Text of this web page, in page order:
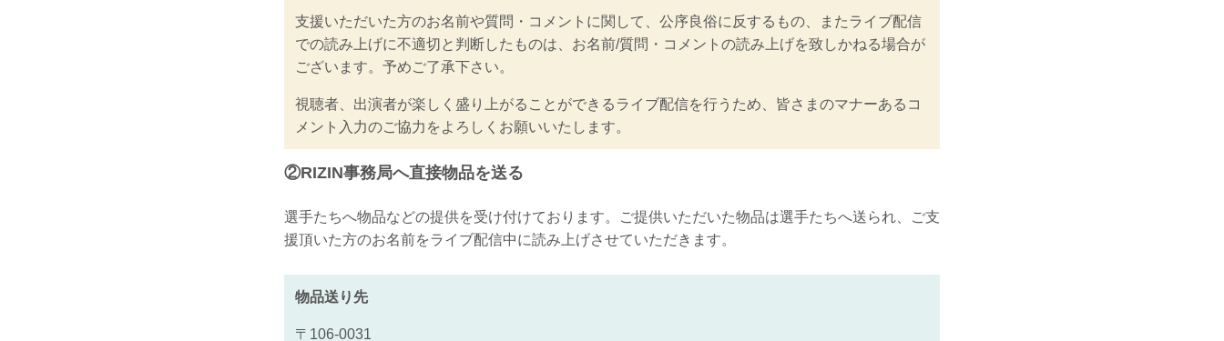
支援いただいた方のお名前や質問・コメントに関して、公序良俗に反するもの、またライブ配信
での読み上げに不適切と判断したものは、お名前/質問・コメントの読み上げを致しかねる場合が
ございます。予めご了承下さい。
視聴者、出演者が楽しく盛り上がることができるライブ配信を行うため、皆さまのマナーあるコ
メント入力のご協力をよろしくお願いいたします。
②RIZIN事務局へ直接物品を送る
選手たちへ物品などの提供を受け付けております。ご提供いただいた物品は選手たちへ送られ、ご支
援頂いた方のお名前をライブ配信中に読み上げさせていただきます。
物品送り先
〒106-0031